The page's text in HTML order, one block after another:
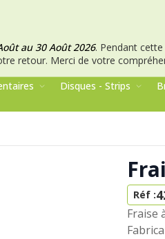
au 30 Août 2026. Pendant
retour. Merci de votre
Disques - Strips
Réf :
Fraise